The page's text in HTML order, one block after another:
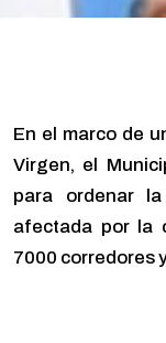
En el marco de
Virgen, el
para ordenar
afectada por la
7000 corredores